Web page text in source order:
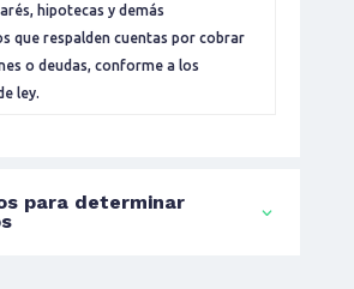
hipotecas y demás
que respalden cuentas por cobrar
o deudas, conforme a los
ley.
para determinar